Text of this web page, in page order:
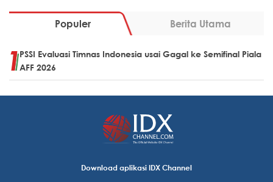
Populer Berita Utama
PSSI Evaluasi Timnas Indonesia usai Gagal ke Semifinal Piala
AFF 2026
Download aplikasi IDX Channel